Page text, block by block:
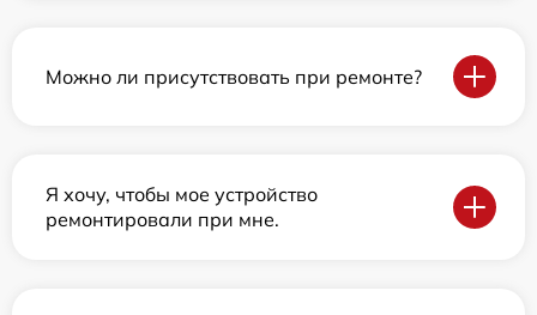
Можно ли присутствовать при ремонте?
Я хочу, чтобы мое устройство
ремонтировали при мне.